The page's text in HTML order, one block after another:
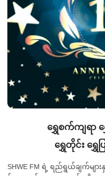
ရွှေစက်ကျရာ
ရွှေတိုင်း ရွှေပ
SHWE FM ရဲ့ ရည်ရွယ်ချက်မျာ